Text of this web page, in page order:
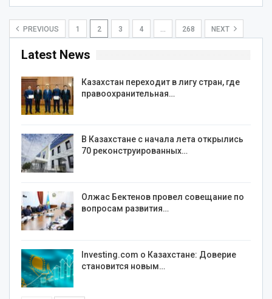
PREVIOUS 1 2 3 4 … 268 NEXT
Latest News
Казахстан переходит в лигу стран, где
правоохранительная…
В Казахстане с начала лета открылись
70 реконструированных…
Олжас Бектенов провел совещание по
вопросам развития…
Investing.com о Казахстане: Доверие
становится новым…